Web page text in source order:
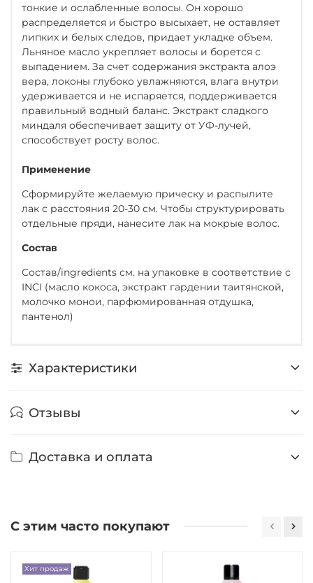
тонкие и ослабленные волосы. Он хорошо
распределяется и быстро высыхает, не оставляет
липких и белых следов, придает укладке объем.
Льняное масло укрепляет волосы и борется с
выпадением. За счет содержания экстракта алоэ
вера, локоны глубоко увлажняются, влага внутри
удерживается и не испаряется, поддерживается
правильный водный баланс. Экстракт сладкого
миндаля обеспечивает защиту от УФ-лучей,
способствует росту волос.
Применение
Сформируйте желаемую прическу и распылите
лак с расстояния 20-30 см. Чтобы структурировать
отдельные пряди, нанесите лак на мокрые волос.
Состав
Состав/ingredients см. на упаковке в соответствие с
INCI (масло кокоса, экстракт гардении таитянской,
молочко монои, парфюмированная отдушка,
пантенол)
Характеристики
Отзывы
Доставка и оплата
С этим часто покупают
Хит продаж